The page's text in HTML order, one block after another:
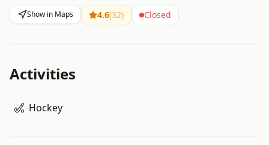
Show in Maps 4.6(32) Closed
Activities
Hockey